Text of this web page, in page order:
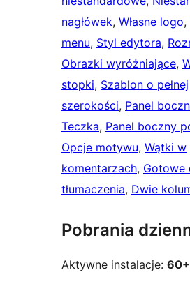
nagłówek, Własne logo,
menu, Styl edytora,
Obrazki wyróżniające,
stopki, Szablon o pełnej
szerokości, Panel
Teczka, Panel boczny
Opcje motywu, Wątki w
komentarzach, Gotowe
tłumaczenia, Dwie
Pobrania
Aktywne instalacje: 60+